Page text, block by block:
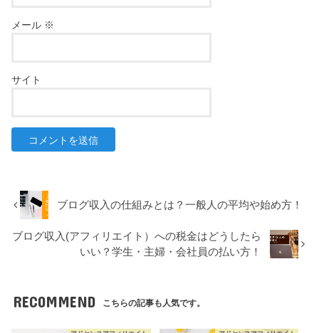
メール ※
サイト
ブログ収入の仕組みとは？一般人の平均や始め方！
ブログ収入(アフィリエイト）への税金はどうしたら
いい？学生・主婦・会社員の払い方！
RECOMMEND こちらの記事も人気です。